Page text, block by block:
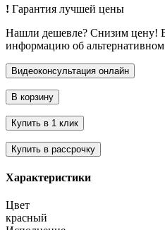
! Гарантия лучшей цены
Нашли дешевле? Снизим цену!
информацию об
Характеристики
Цвет
красный